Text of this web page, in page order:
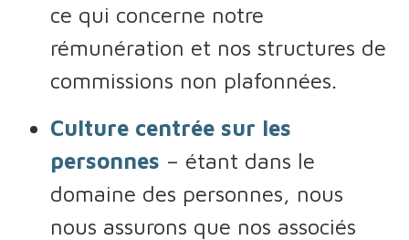
ce qui concerne notre
rémunération et nos structures de
commissions non plafonnées.
Culture centrée sur les
personnes – étant dans le
domaine des personnes, nous
nous assurons que nos associés